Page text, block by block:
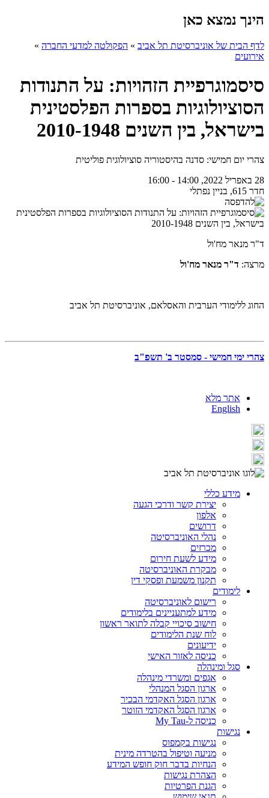
הינך נמצא כאן
לדף הבית של אוניברסיטת תל אביב » הפקולטה למדעי החברה »
אירועים
סיסמוגרפיית הזהויות: על התנודות
הסוציולוגיות בספרות הפלסטינית
בישראל, בין השנים 2010-1948
צהרי יום חמישי: סדנה בהיסטוריה סוציולוגית פוליטית
28 באפריל 2022, 14:00 - 16:00
חדר 615, בניין נפתלי
ד"ר מנאר מח'ול
מרצה: ד"ר מנאר מח'ול
החוג ללימודי הערבית והאסלאם, אוניברסיטת תל אביב
צהרי ימי חמישי - סמסטר ב' תשפ"ב
אתר מלא
English
מידע כללי
יצירת קשר ודרכי הגעה
אלפון
דרושים
נהלי האוניברסיטה
מכרזים
מידע לשעת חירום
מבקרת האוניברסיטה
תקנון משמעת ופסקי דין
לימודים
רישום לאוניברסיטה
מידע למתעניינים בלימודים
חישוב סיכויי קבלה לתואר ראשון
לוח שנת הלימודים
ידיעונים
כניסה לאזור האישי
סגל ומינהלה
אגפים ומשרדי מינהלה
ארגון הסגל המנהלי
ארגון הסגל האקדמי הבכיר
ארגון הסגל האקדמי הזוטר
כניסה ל-My Tau
נגישות
נגישות בקמפוס
מניעה וטיפול בהטרדה מינית
הנחיות בדבר חוק חופש המידע
הצהרת נגישות
הגנת הפרטיות